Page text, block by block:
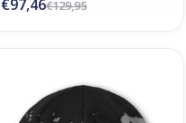
€129,95
€97,46